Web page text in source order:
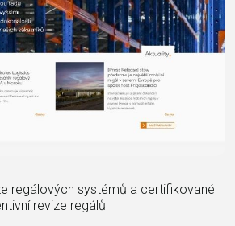
regálových systémů a certifikované
revize regálů